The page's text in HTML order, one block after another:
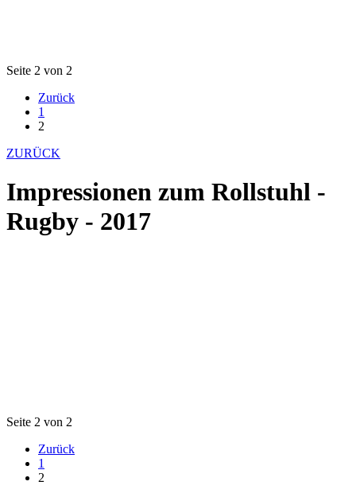
Seite 2 von 2
Zurück
1
2
ZURÜCK
Impressionen zum Rollstuhl -
Rugby - 2017
Seite 2 von 2
Zurück
1
2